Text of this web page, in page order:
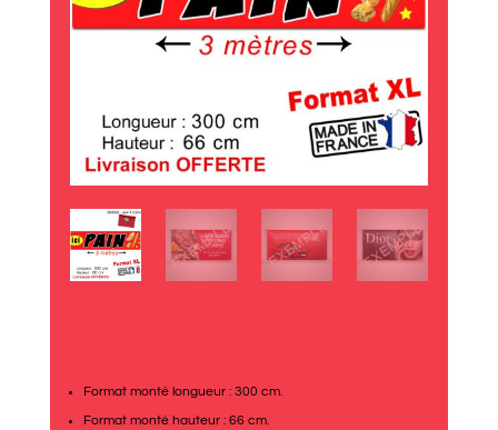
Format monté longueur : 300 cm.
Format monté hauteur : 66 cm.